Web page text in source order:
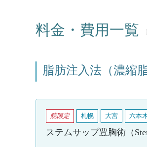
料金・費用一覧
脂肪注入法（濃縮
院限定 札幌 大宮 六本
ステムサップ豊胸術（